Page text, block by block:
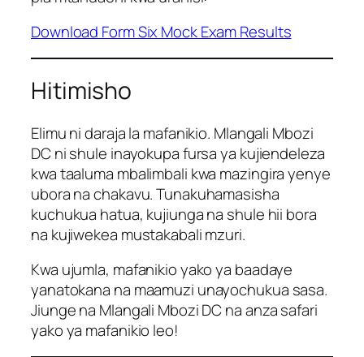
Download Form Six Mock Exam Results
Hitimisho
Elimu ni daraja la mafanikio. Mlangali Mbozi
DC ni shule inayokupa fursa ya kujiendeleza
kwa taaluma mbalimbali kwa mazingira yenye
ubora na chakavu. Tunakuhamasisha
kuchukua hatua, kujiunga na shule hii bora
na kujiwekea mustakabali mzuri.
Kwa ujumla, mafanikio yako ya baadaye
yanatokana na maamuzi unayochukua sasa.
Jiunge na Mlangali Mbozi DC na anza safari
yako ya mafanikio leo!